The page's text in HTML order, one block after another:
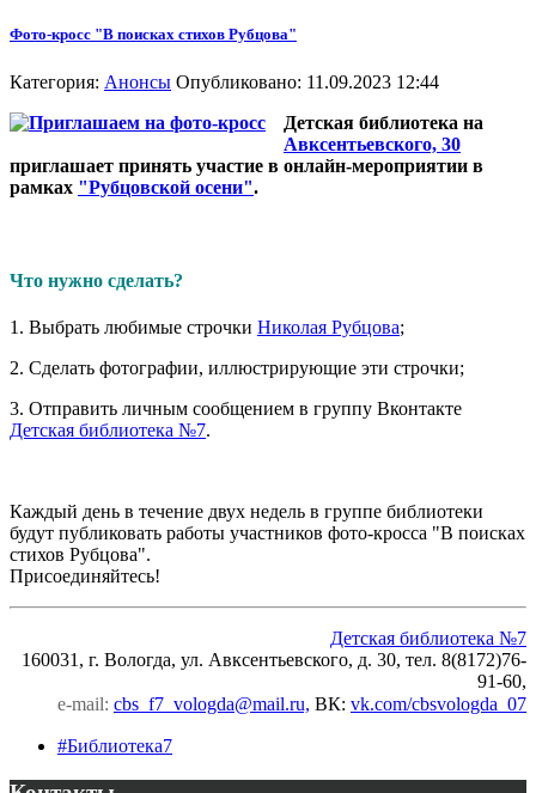
Фото-кросс "В поисках стихов Рубцова"
Категория: Анонсы Опубликовано: 11.09.2023 12:44
Детская библиотека на
Авксентьевского, 30
приглашает принять участие в онлайн-мероприятии в
рамках "Рубцовской осени".
Что нужно сделать?
1. Выбрать любимые строчки Николая Рубцова;
2. Сделать фотографии, иллюстрирующие эти строчки;
3. Отправить личным сообщением в группу Вконтакте
Детская библиотека №7.
Каждый день в течение двух недель в группе библиотеки
будут публиковать работы участников фото-кросса "В поисках
стихов Рубцова".
Присоединяйтесь!
Детская библиотека №7
160031, г. Вологда, ул. Авксентьевского, д. 30, тел. 8(8172)76-
91-60,
e-mail: cbs_f7_vologda@mail.ru, ВК: vk.com/cbsvologda_07
#Библиотека7